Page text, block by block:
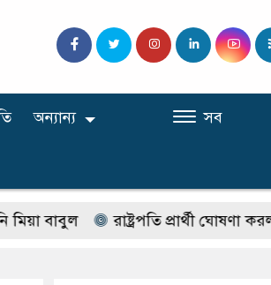
অন্যান্য সব
রাষ্ট্রপতি প্রার্থী ঘোষণা করল ১১-দল